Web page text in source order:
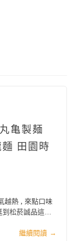
亀製麺
田園時
越熱 , 來點口味
松菸誠品這…
繼續閱讀 →